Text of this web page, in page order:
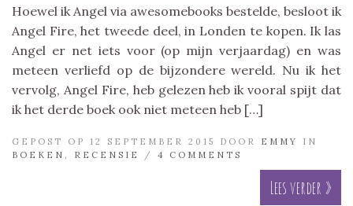
Hoewel ik Angel via awesomebooks bestelde, besloot ik
Angel Fire, het tweede deel, in Londen te kopen. Ik las
Angel er net iets voor (op mijn verjaardag) en was
meteen verliefd op de bijzondere wereld. Nu ik het
vervolg, Angel Fire, heb gelezen heb ik vooral spijt dat
ik het derde boek ook niet meteen heb […]
GEPOST OP 12 SEPTEMBER 2015 DOOR EMMY
IN
BOEKEN
RECENSIE / 4 COMMENTS
Lees verder »